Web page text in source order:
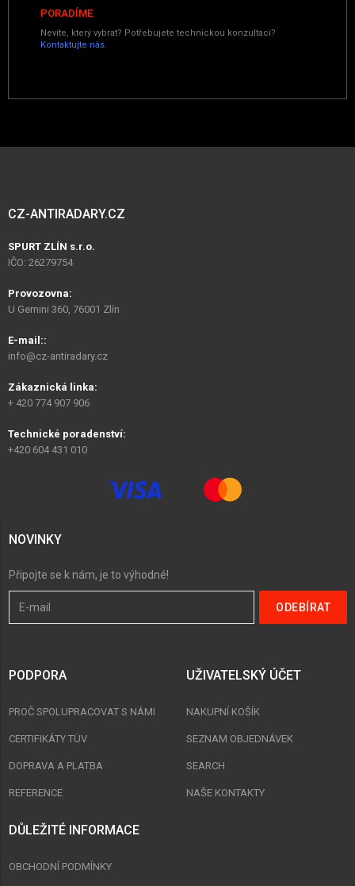
PORADÍME
Nevíte, který vybrat? Potřebujete technickou konzultaci?
Kontaktujte nás.
CZ-ANTIRADARY.CZ
SPURT ZLÍN s.r.o.
IČO: 26279754
Provozovna:
U Gemini 360, 76001 Zlín
E-mail::
info@cz-antiradary.cz
Zákaznická linka:
+ 420 774 907 906
Technické poradenství:
+420 604 431 010
NOVINKY
Připojte se k nám, je to výhodné!
PODPORA
PROČ SPOLUPRACOVAT S NÁMI
CERTIFIKÁTY TÜV
DOPRAVA A PLATBA
REFERENCE
UŽIVATELSKÝ ÚČET
NAKUPNÍ KOŠÍK
SEZNAM OBJEDNÁVEK
SEARCH
NAŠE KONTAKTY
DŮLEŽITÉ INFORMACE
OBCHODNÍ PODMÍNKY